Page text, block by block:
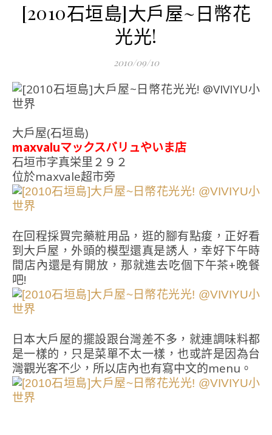
[2010石垣島]大戶屋~日幣花
光光!
2010/09/10
大戶屋(石垣島)
maxvaluマックスバリュやいま店
石垣市字真栄里２９２
位於maxvale超市旁
在回程採買完藥粧用品，逛的腳有點痠，正好看
到大戶屋，外頭的模型還真是誘人，幸好下午時
間店內還是有開放，那就進去吃個下午茶+晚餐
吧!
日本大戶屋的擺設跟台灣差不多，就連調味料都
是一樣的，只是菜單不太一樣，也或許是因為台
灣觀光客不少，所以店內也有寫中文的menu。